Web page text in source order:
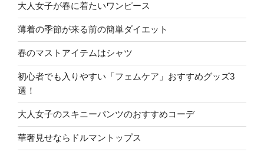
大人女子が春に着たいワンピース
薄着の季節が来る前の簡単ダイエット
春のマストアイテムはシャツ
初心者でも入りやすい「フェムケア」おすすめグッズ3
選！
大人女子のスキニーパンツのおすすめコーデ
華奢見せならドルマントップス